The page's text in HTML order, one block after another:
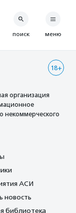
поиск меню
18+
организация
некоммерческого
АСИ
новость
библиотека